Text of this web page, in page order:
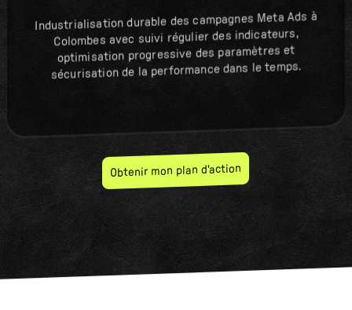
Industrialisation durable des campagnes Meta Ads à
Colombes avec suivi régulier des indicateurs,
optimisation progressive des paramètres et
sécurisation de la performance dans le temps.
Obtenir mon plan d'action